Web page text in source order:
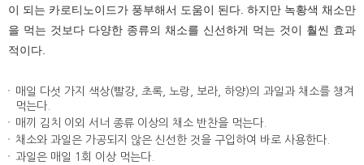
이 되는 카로티노이드가 풍부해서 도움이 된다. 하지만 녹황색 채소만
을 먹는 것보다 다양한 종류의 채소를 신선하게 먹는 것이 훨씬 효과
적이다.
매일 다섯 가지 색상(빨강, 초록, 노랑, 보라, 하양)의 과일과 채소를 챙겨
먹는다.
매끼 김치 이외 서너 종류 이상의 채소 반찬을 먹는다.
채소와 과일은 가공되지 않은 신선한 것을 구입하여 바로 사용한다.
과일은 매일 1회 이상 먹는다.